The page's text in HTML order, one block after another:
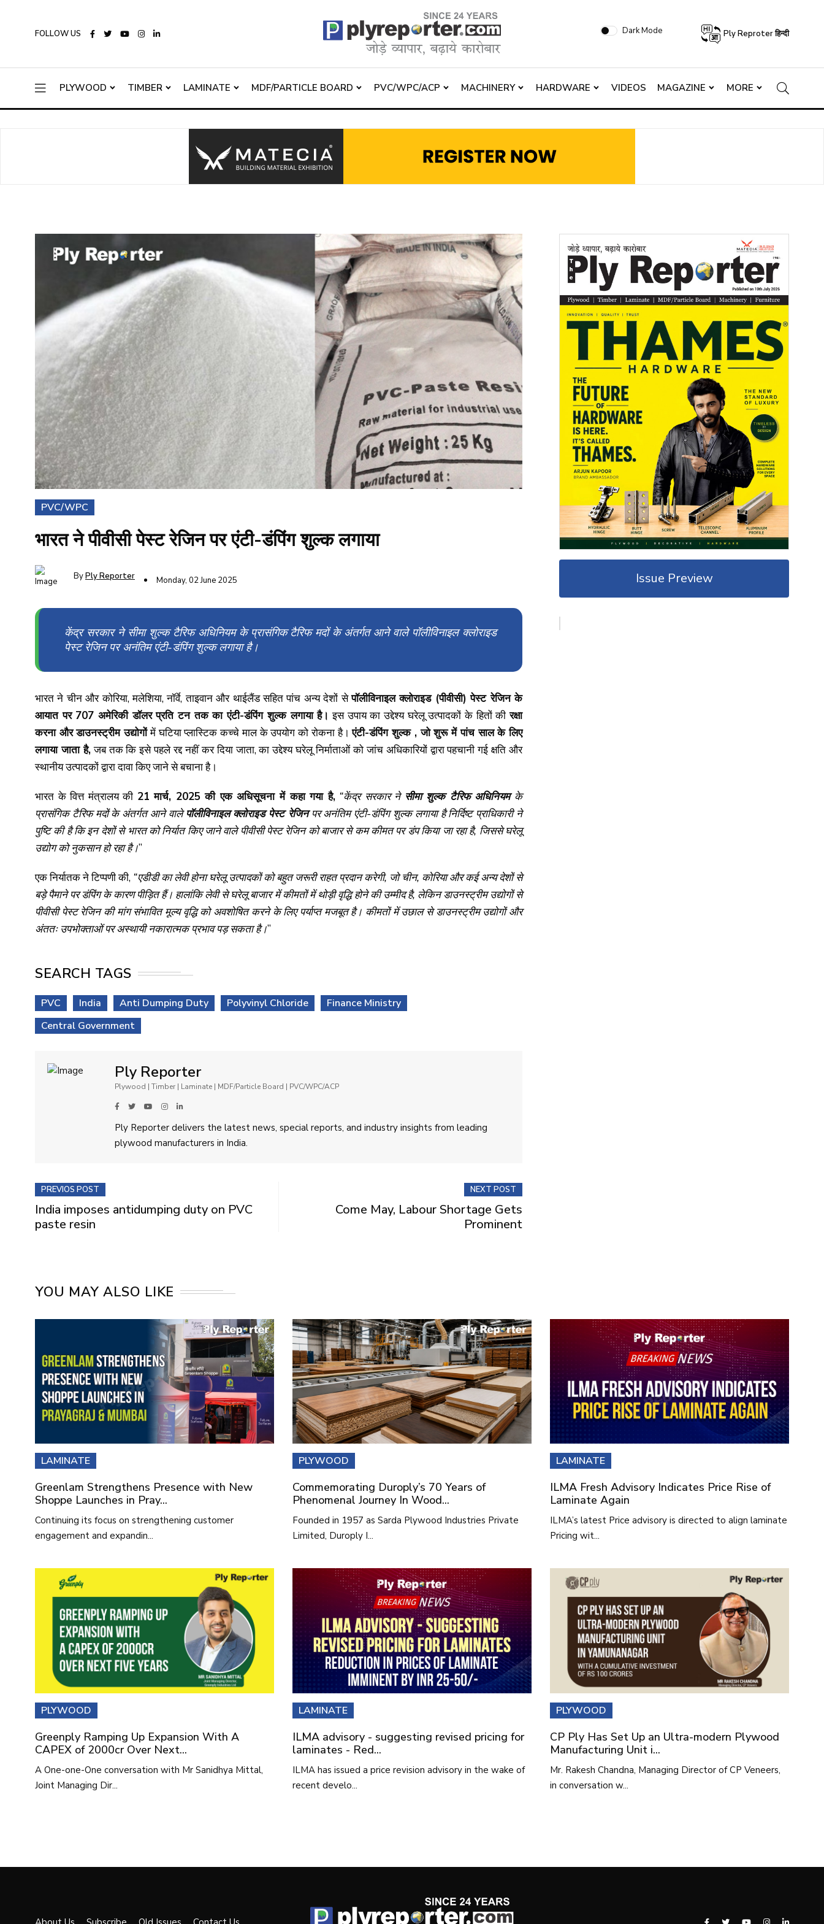
FOLLOW US Dark Mode Ply Reproter हिन्दी
PLYWOOD TIMBER LAMINATE MDF/PARTICLE BOARD PVC/WPC/ACP MACHINERY HARDWARE VIDEOS MAGAZINE MORE
PVC/WPC
भारत ने पीवीसी पेस्ट रेजिन पर एंटी-डंपिंग शुल्क लगाया
ByPly Reporter Monday, 02 June 2025
केंद्र सरकार ने सीमा शुल्क टैरिफ अधिनियम के प्रासंगिक टैरिफ मदों के अंतर्गत आने वाले पॉलीविनाइल क्लोराइड
पेस्ट रेजिन पर अनंतिम एंटी-डंपिंग शुल्क लगाया है।
भारत ने चीन और कोरिया, मलेशिया, नॉर्वे, ताइवान और थाईलैंड सहित पांच अन्य देशों सेपॉलीविनाइल क्लोराइड (पीवीसी) पेस्ट रेजिन के
आयात पर 707 अमेरिकी डॉलर प्रति टन तक का एंटी-डंपिंग शुल्क लगाया है। इस उपाय का उद्देश्य घरेलू उत्पादकों के हितों कीरक्षा
करना और डाउनस्ट्रीम उद्योगोंमें घटिया प्लास्टिक कच्चे माल के उपयोग को रोकना है।एंटी-डंपिंग शुल्क , जो शुरू में पांच साल के लिए
लगाया जाता है,जब तक कि इसे पहले रद्द नहीं कर दिया जाता, का उद्देश्य घरेलू निर्माताओं को जांच अधिकारियों द्वारा पहचानी गई क्षति और
स्थानीय उत्पादकों द्वारा दावा किए जाने से बचाना है।
भारत के वित्त मंत्रालय की 21 मार्च, 2025 की एक अधिसूचना में कहा गया है, “केंद्र सरकार ने सीमा शुल्क टैरिफ अधिनियमके
प्रासंगिक टैरिफ मदों के अंतर्गत आने वालेपॉलीविनाइल क्लोराइड पेस्ट रेजिनपर अनंतिम एंटी-डंपिंग शुल्क लगाया है निर्दिष्ट प्राधिकारी ने
पुष्टि की है कि इन देशों से भारत को निर्यात किए जाने वाले पीवीसी पेस्ट रेजिन को बाजार से कम कीमत पर डंप किया जा रहा है, जिससे घरेलू
उद्योग को नुकसान हो रहा है।”
एक निर्यातक ने टिप्पणी की, “एडीडी का लेवी होना घरेलू उत्पादकों को बहुत जरूरी राहत प्रदान करेगी, जो चीन, कोरिया और कई अन्य देशों से
बड़े पैमाने पर डंपिंग के कारण पीड़ित हैं। हालांकि लेवी से घरेलू बाजार में कीमतों में थोड़ी वृद्धि होने की उम्मीद है, लेकिन डाउनस्ट्रीम उद्योगों से
पीवीसी पेस्ट रेजिन की मांग संभावित मूल्य वृद्धि को अवशोषित करने के लिए पर्याप्त मजबूत है। कीमतों में उछाल से डाउनस्ट्रीम उद्योगों और
अंततः उपभोक्ताओं पर अस्थायी नकारात्मक प्रभाव पड़ सकता है।”
SEARCH TAGS
PVC India Anti Dumping Duty Polyvinyl Chloride
Finance Ministry
Central Government
Ply Reporter
Plywood | Timber | Laminate | MDF/Particle Board | PVC/WPC/ACP
Ply Reporter delivers the latest news, special reports, and industry insights from leading
plywood manufacturers in India.
PREVIOS POST
India imposes antidumping duty on PVC
paste resin
NEXT POST
Come May, Labour Shortage Gets
Prominent
Issue Preview
YOU MAY ALSO LIKE
LAMINATE
Greenlam Strengthens Presence with New
Shoppe Launches in Pray...
Continuing its focus on strengthening customer
engagement and expandin...
PLYWOOD
Commemorating Duroply’s 70 Years of
Phenomenal Journey In Wood...
Founded in 1957 as Sarda Plywood Industries Private
Limited, Duroply I...
LAMINATE
ILMA Fresh Advisory Indicates Price Rise of
Laminate Again
ILMA’s latest Price advisory is directed to align laminate
Pricing wit...
PLYWOOD
Greenply Ramping Up Expansion With A
CAPEX of 2000cr Over Next...
A One-one-One conversation with Mr Sanidhya Mittal,
Joint Managing Dir...
LAMINATE
ILMA advisory - suggesting revised pricing for
laminates - Red...
ILMA has issued a price revision advisory in the wake of
recent develo...
PLYWOOD
CP Ply Has Set Up an Ultra-modern Plywood
Manufacturing Unit i...
Mr. Rakesh Chandna, Managing Director of CP Veneers,
in conversation w...